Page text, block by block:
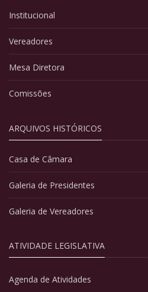
Institucional
Vereadores
Mesa Diretora
Comissões
ARQUIVOS HISTÓRICOS
Casa de Câmara
Galeria de Presidentes
Galeria de Vereadores
ATIVIDADE LEGISLATIVA
Agenda de Atividades